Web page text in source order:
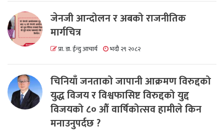
जेनजी आन्दोलन र अबको राजनीतिक
मार्गचित्र
प्रा. डा. ईन्दु आचार्य भदौ २९ २०८२
चिनियाँ जनताको जापानी आक्रमण विरुद्दको
युद्ध विजय र विश्वफासिष्ट विरुद्दको युद्द
विजयको ८० औं वार्षिकोत्सव हामीले किन
मनाउनुपर्दछ ?